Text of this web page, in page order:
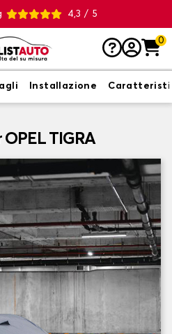
4,3 / 5
0
Installazione
TIGRA